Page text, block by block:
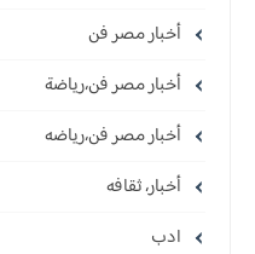
أخبار مصر فن
أخبار مصر فن،رياضة
أخبار مصر فن،رياضه
أخبار، ثقافه
ادب